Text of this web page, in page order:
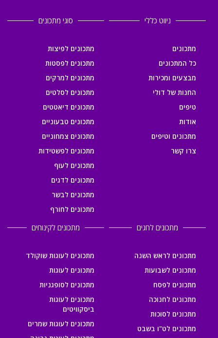
ניווט כללי
מתכונים
כל המתכונים
מבצעים ומכירות
החנות של דולי
טיפים
אודות
מתכונים וטיפים
צרו קשר
סוגי מתכונים
מתכונים לפיצות
מתכונים לפסטות
מתכונים למרקים
מתכונים לסלטים
מתכונים דיאטטים
מתכונים טבעוניים
מתכונים צמחוניים
מתכונים לפשטידות
מתכונים לעוף
מתכונים לדגים
מתכונים לבשר
מתכונים לחורף
מתכונים לחגים
מתכונים לראש השנה
מתכונים לשבועות
מתכונים לפסח
מתכונים לחנוכה
מתכונים לסוכות
מתכונים לט"ו בשבט
מתכונים לקינוחים
מתכונים לעוגות שוקולד
מתכונים לעוגות
מתכונים לסופגניות
מתכונים לעוגות
ביסקוויטים
מתכונים לעוגות שמרים